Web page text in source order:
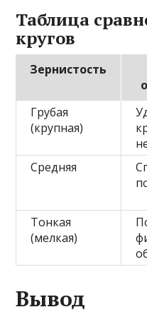
Таблица
кругов
Зернистость
Грубая
(крупная)
Средняя
Тонкая
(мелкая)
Вывод